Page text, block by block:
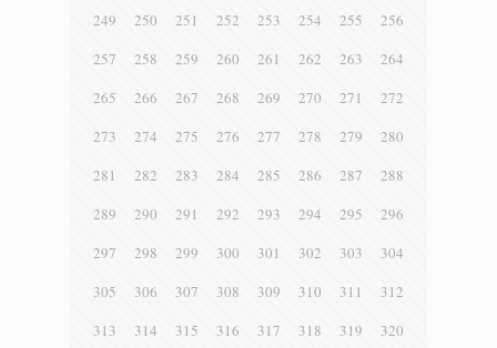
249
250 251 252 253 254 255
256
257
258 259 260 261 262 263
264
265
266 267 268 269 270 271
272
273
274 275 276 277 278 279
280
281
282 283 284 285 286 287
288
289
290 291 292 293 294 295
296
297
298 299 300 301 302 303
304
305
306 307 308 309 310 311
312
313
314 315 316 317 318 319
320